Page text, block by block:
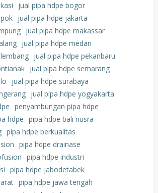
jual pipa hdpe bogor
jual pipa hdpe jakarta
jual pipa hdpe makassar
jual pipa hdpe medan
jual pipa hdpe pekanbaru
jual pipa hdpe semarang
jual pipa hdpe surabaya
jual pipa hdpe yogyakarta
penyambungan pipa hdpe
hdpe pipa hdpe bali nusra
pipa hdpe berkualitas
pipa hdpe drainase
pipa hdpe industri
pipa hdpe jabodetabek
pipa hdpe jawa tengah